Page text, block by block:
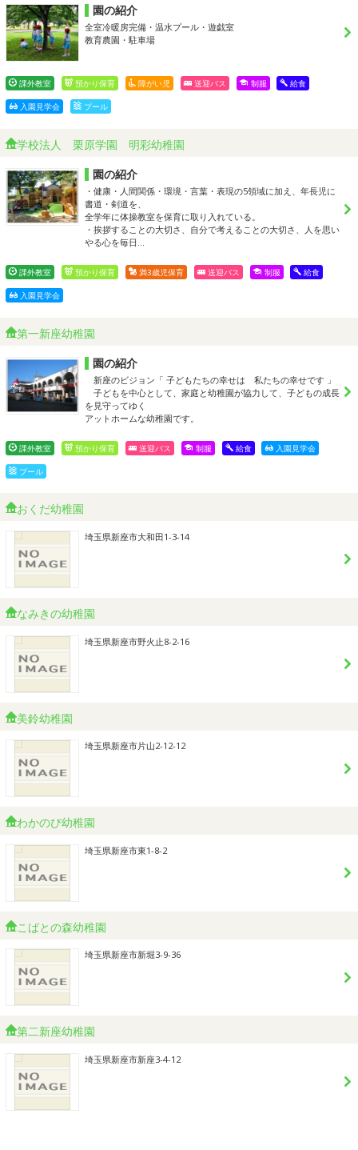
園の紹介
全室冷暖房完備・温水プール・遊戯室
教育農園・駐車場
課外教室 預かり保育 障がい児 送迎バス 制服 給食
入園見学会 プール
学校法人 栗原学園 明彩幼稚園
園の紹介
・健康・人間関係・環境・言葉・表現の5領域に加え、年長児に
書道・剣道を、
全学年に体操教室を保育に取り入れている。
・挨拶することの大切さ、自分で考えることの大切さ、人を思い
やる心を毎日…
課外教室 預かり保育 満3歳児保育 送迎バス 制服 給食
入園見学会
第一新座幼稚園
園の紹介
新座のビジョン「 子どもたちの幸せは 私たちの幸せです 」
子どもを中心として、家庭と幼稚園が協力して、子どもの成長
を見守ってゆく
アットホームな幼稚園です。
課外教室 預かり保育 送迎バス 制服 給食 入園見学会
プール
おくだ幼稚園
埼玉県新座市大和田1-3-14
なみきの幼稚園
埼玉県新座市野火止8-2-16
美鈴幼稚園
埼玉県新座市片山2-12-12
わかのび幼稚園
埼玉県新座市東1-8-2
こばとの森幼稚園
埼玉県新座市新堀3-9-36
第二新座幼稚園
埼玉県新座市新座3-4-12